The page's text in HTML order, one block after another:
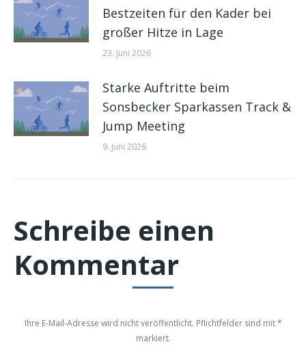
Bestzeiten für den Kader bei
großer Hitze in Lage
23. Juni 2026
Starke Auftritte beim
Sonsbecker Sparkassen Track &
Jump Meeting
9. Juni 2026
Schreibe einen
Kommentar
Ihre E-Mail-Adresse wird nicht veröffentlicht. Pflichtfelder sind mit*
markiert.